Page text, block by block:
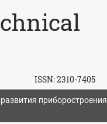
ISSN:2310-7405
приборостроения